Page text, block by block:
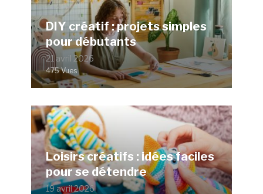
DIY créatif : projets simples
pour débutants
21 avril 2026
475 Vues
Loisirs créatifs : idées faciles
pour se détendre
19 avril 2026